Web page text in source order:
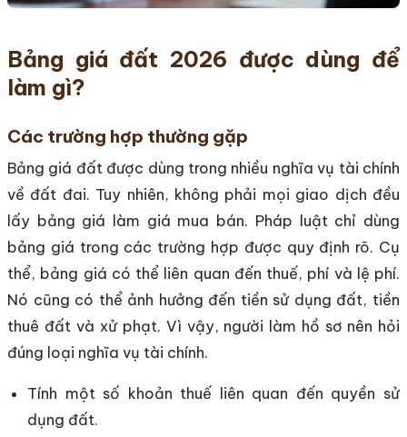
Bảng giá đất 2026 được dùng để
làm gì?
Các trường hợp thường gặp
Bảng giá đất được dùng trong nhiều nghĩa vụ tài chính
về đất đai. Tuy nhiên, không phải mọi giao dịch đều
lấy bảng giá làm giá mua bán. Pháp luật chỉ dùng
bảng giá trong các trường hợp được quy định rõ. Cụ
thể, bảng giá có thể liên quan đến thuế, phí và lệ phí.
Nó cũng có thể ảnh hưởng đến tiền sử dụng đất, tiền
thuê đất và xử phạt. Vì vậy, người làm hồ sơ nên hỏi
đúng loại nghĩa vụ tài chính.
Tính một số khoản thuế liên quan đến quyền sử
dụng đất.